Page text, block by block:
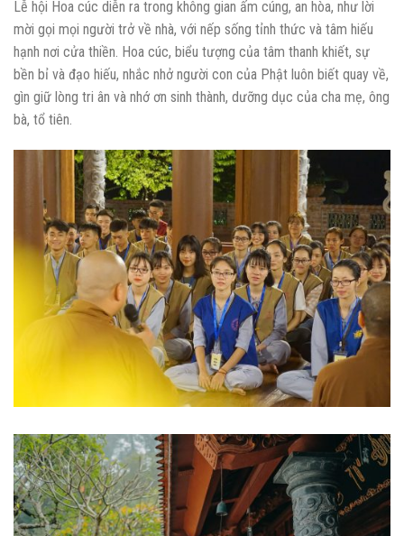
Lễ hội Hoa cúc diễn ra trong không gian ấm cúng, an hòa, như lời
mời gọi mọi người trở về nhà, với nếp sống tỉnh thức và tâm hiếu
hạnh nơi cửa thiền. Hoa cúc, biểu tượng của tâm thanh khiết, sự
bền bỉ và đạo hiếu, nhắc nhở người con của Phật luôn biết quay về,
gìn giữ lòng tri ân và nhớ ơn sinh thành, dưỡng dục của cha mẹ, ông
bà, tổ tiên.